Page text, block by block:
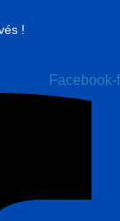
!
Facebook-f